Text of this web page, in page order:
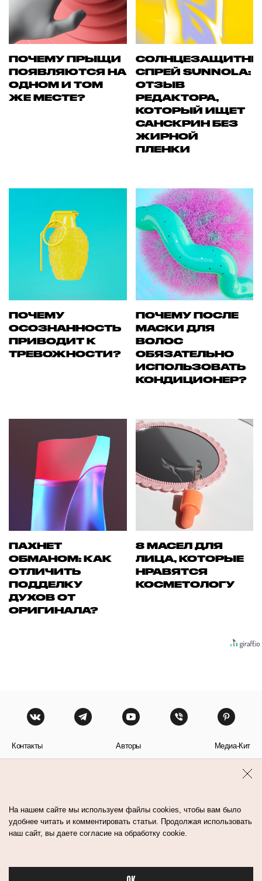
ПОЧЕМУ ПРЫЩИ
ПОЯВЛЯЮТСЯ НА
ОДНОМ И ТОМ
ЖЕ МЕСТЕ?
СПРЕЙ SUNNOLA:
ОТЗЫВ
РЕДАКТОРА,
КОТОРЫЙ ИЩЕТ
САНСКРИН БЕЗ
ЖИРНОЙ
ПЛЕНКИ
ПОЧЕМУ
ОСОЗНАННОСТЬ
ПРИВОДИТ К
ТРЕВОЖНОСТИ?
ПОЧЕМУ ПОСЛЕ
МАСКИ ДЛЯ
ВОЛОС
ОБЯЗАТЕЛЬНО
ИСПОЛЬЗОВАТЬ
КОНДИЦИОНЕР?
ПАХНЕТ
ОБМАНОМ: КАК
ОТЛИЧИТЬ
ПОДДЕЛКУ
ДУХОВ ОТ
ОРИГИНАЛА?
8 МАСЕЛ ДЛЯ
ЛИЦА, КОТОРЫЕ
НРАВЯТСЯ
КОСМЕТОЛОГУ
Контакты Авторы Медиа-Кит
На нашем сайте мы используем файлы cookies, чтобы вам было
удобнее читать и комментировать статьи. Продолжая использовать
наш сайт, вы даете согласие на обработку cookie.